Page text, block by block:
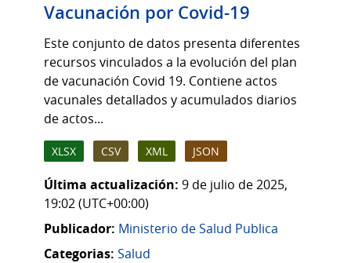
Vacunación por Covid-19
Este conjunto de datos presenta diferentes
recursos vinculados a la evolución del plan
de vacunación Covid 19. Contiene actos
vacunales detallados y acumulados diarios
de actos...
XLSX CSV XML JSON
Última actualización: 9 de julio de 2025,
19:02 (UTC+00:00)
Publicador: Ministerio de Salud Publica
Categorias: Salud